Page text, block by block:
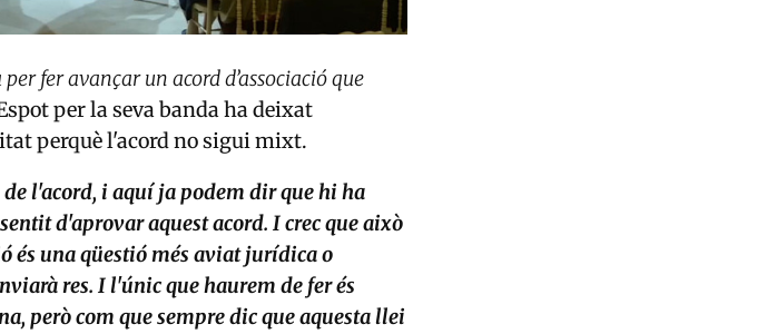
fer avançar un acord d’associació que
per la seva banda ha deixat
perquè l'acord no sigui mixt.
l'acord, i aquí ja podem dir que hi ha
d'aprovar aquest acord. I crec que això
és una qüestió més aviat jurídica o
res. I l'únic que haurem de fer és
però com que sempre dic que aquesta llei